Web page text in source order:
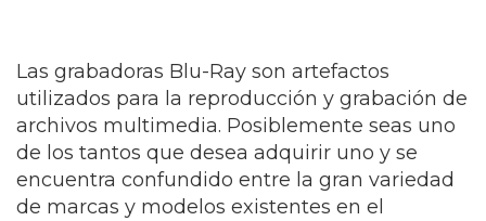
Las grabadoras Blu-Ray son artefactos
utilizados para la reproducción y grabación de
archivos multimedia. Posiblemente seas uno
de los tantos que desea adquirir uno y se
encuentra confundido entre la gran variedad
de marcas y modelos existentes en el